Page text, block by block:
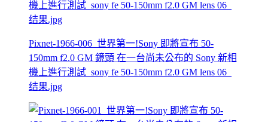
Pixnet-1966-006_世界第一!Sony 即將宣布 50-
150mm f2.0 GM 鏡頭 在一台尚未公布的 Sony 新相
機上進行測試_sony fe 50-150mm f2.0 GM lens 06_
结果.jpg